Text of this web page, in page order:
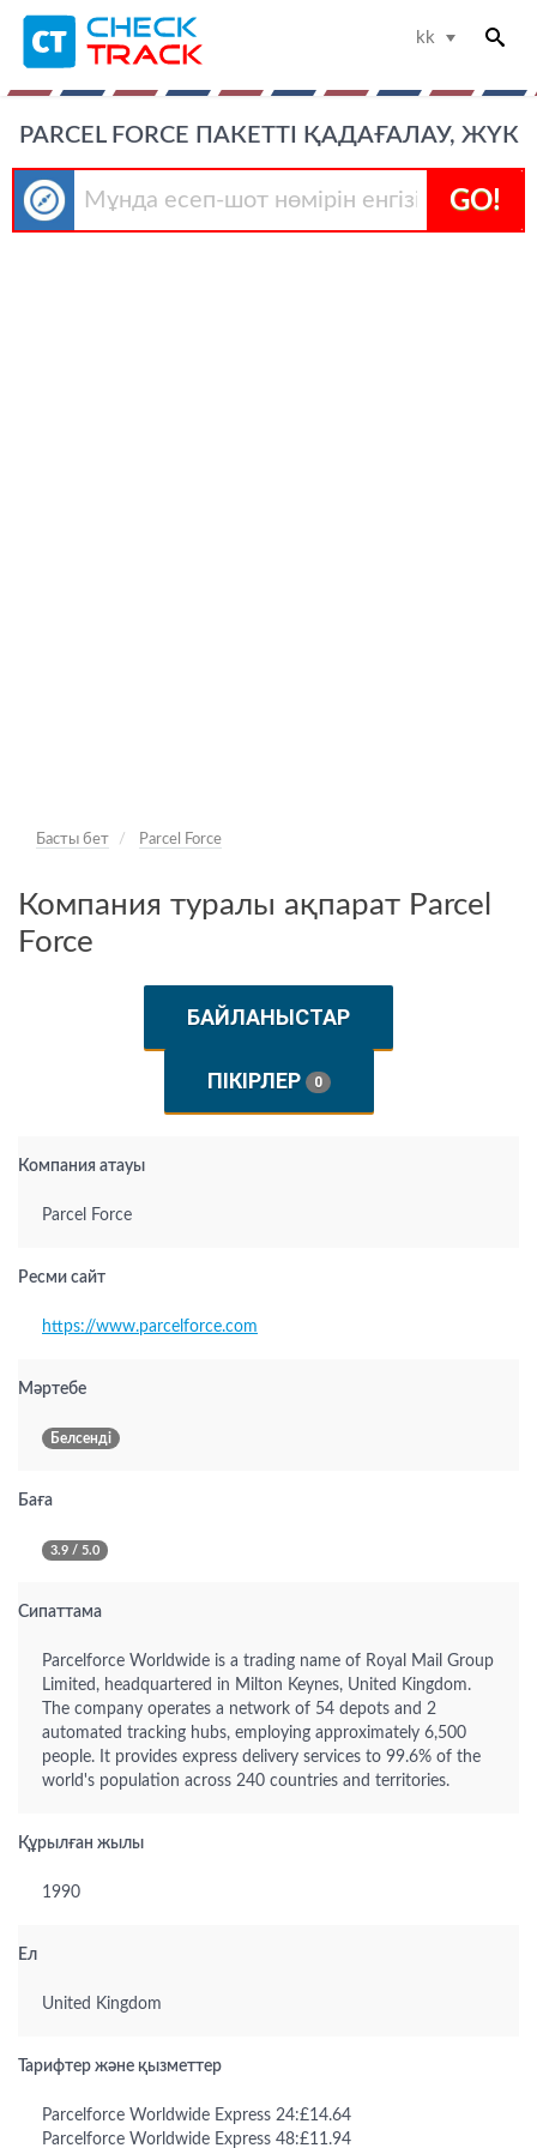
kk
PARCEL FORCE ПАКЕТТІ ҚАДАҒАЛАУ, ЖҮК
GO!
Басты бет Parcel Force
Компания туралы ақпарат Parcel
Force
БАЙЛАНЫСТАР
ПІКІРЛЕР 0
Компания атауы
Parcel Force
Ресми сайт
https://www.parcelforce.com
Мәртебе
Белсенді
Баға
3.9 / 5.0
Сипаттама
Parcelforce Worldwide is a trading name of Royal Mail Group
Limited, headquartered in Milton Keynes, United Kingdom.
The company operates a network of 54 depots and 2
automated tracking hubs, employing approximately 6,500
people. It provides express delivery services to 99.6% of the
world's population across 240 countries and territories.
Құрылған жылы
1990
Ел
United Kingdom
Тарифтер және қызметтер
Parcelforce Worldwide Express 24:£14.64
Parcelforce Worldwide Express 48:£11.94